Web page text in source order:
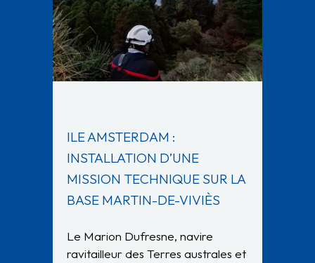
ILE AMSTERDAM :
INSTALLATION D’UNE
MISSION TECHNIQUE SUR LA
BASE MARTIN-DE-VIVIÈS
Le Marion Dufresne, navire
ravitailleur des Terres australes et